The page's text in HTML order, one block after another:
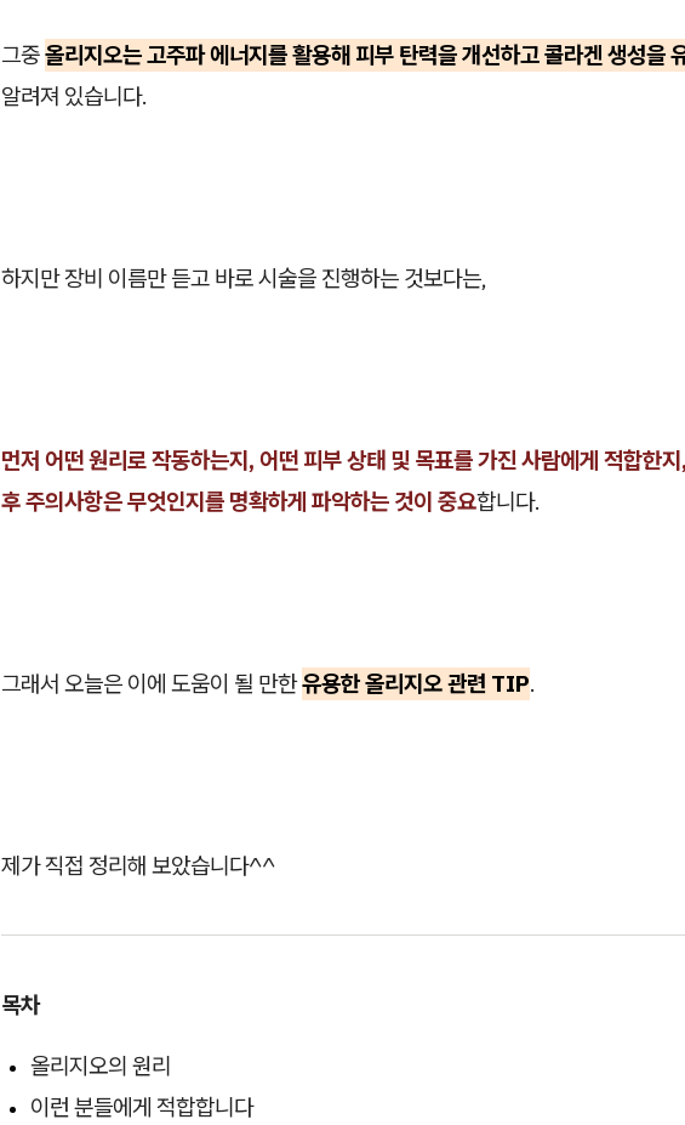
그중올리지오는 고주파 에너지를 활용해 피부 탄력을 개선하고 콜라겐 생성을
알려져 있습니다.
하지만 장비 이름만 듣고 바로 시술을 진행하는 것보다는,
먼저 어떤 원리로 작동하는지, 어떤 피부 상태 및 목표를 가진 사람에게 적합한
후 주의사항은 무엇인지를 명확하게 파악하는 것이 중요합니다.
그래서 오늘은 이에 도움이 될 만한유용한 올리지오 관련 TIP.
제가 직접 정리해 보았습니다^^
목차
올리지오의 원리
이런 분들에게 적합합니다